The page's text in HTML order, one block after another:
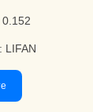
0.152
LIFAN